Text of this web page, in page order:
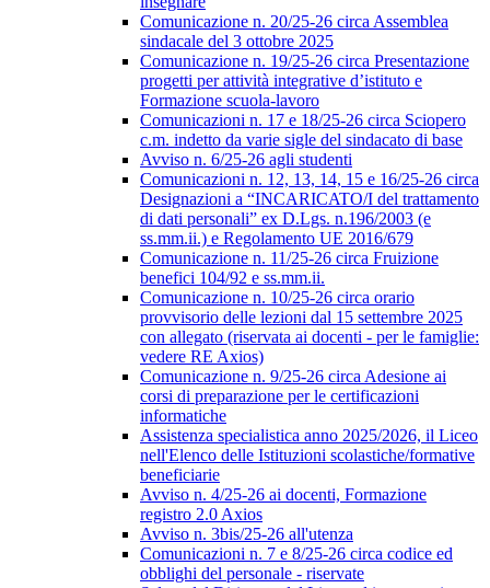
Comunicazione n. 20/25-26 circa Assemblea
sindacale del 3 ottobre 2025
Comunicazione n. 19/25-26 circa Presentazione
progetti per attività integrative d’istituto e
Formazione scuola-lavoro
Comunicazioni n. 17 e 18/25-26 circa Sciopero
c.m. indetto da varie sigle del sindacato di base
Avviso n. 6/25-26 agli studenti
Comunicazioni n. 12, 13, 14, 15 e 16/25-26 circa
Designazioni a “INCARICATO/I del trattamento
di dati personali” ex D.Lgs. n.196/2003 (e
ss.mm.ii.) e Regolamento UE 2016/679
Comunicazione n. 11/25-26 circa Fruizione
benefici 104/92 e ss.mm.ii.
Comunicazione n. 10/25-26 circa orario
provvisorio delle lezioni dal 15 settembre 2025
con allegato (riservata ai docenti - per le famiglie:
vedere RE Axios)
Comunicazione n. 9/25-26 circa Adesione ai
corsi di preparazione per le certificazioni
informatiche
Assistenza specialistica anno 2025/2026, il Liceo
nell'Elenco delle Istituzioni scolastiche/formative
beneficiarie
Avviso n. 4/25-26 ai docenti, Formazione
registro 2.0 Axios
Avviso n. 3bis/25-26 all'utenza
Comunicazioni n. 7 e 8/25-26 circa codice ed
obblighi del personale - riservate